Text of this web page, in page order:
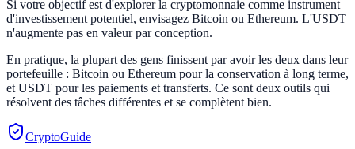
Si votre objectif est d'explorer la cryptomonnaie comme instrument
d'investissement potentiel, envisagez Bitcoin ou Ethereum. L'USDT
n'augmente pas en valeur par conception.
En pratique, la plupart des gens finissent par avoir les deux dans leur
portefeuille : Bitcoin ou Ethereum pour la conservation à long terme,
et USDT pour les paiements et transferts. Ce sont deux outils qui
résolvent des tâches différentes et se complètent bien.
CryptoGuide